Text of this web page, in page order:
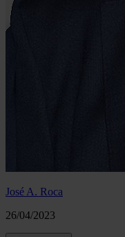
José A. Roca
26/04/2023